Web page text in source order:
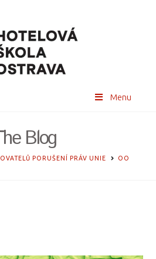
Menu
Blog
PORUŠENÍ PRÁV UNIE OO